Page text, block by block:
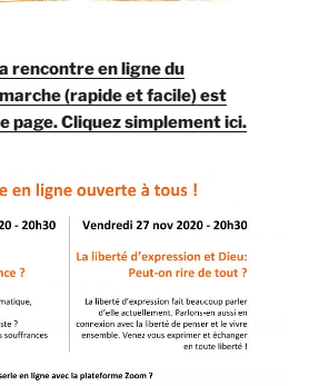
rencontre en ligne du
(rapide et facile) est
page. Cliquez simplement ici.